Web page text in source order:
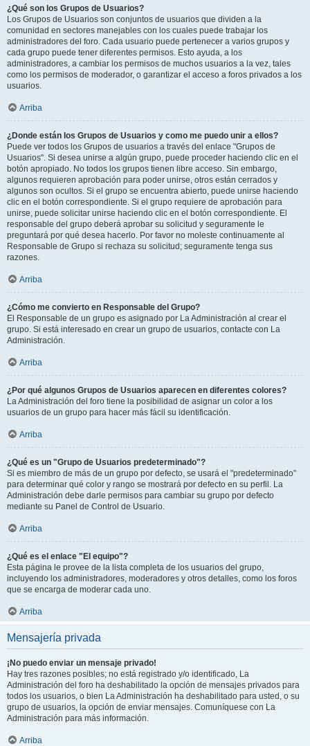
¿Qué son los Grupos de Usuarios?
Los Grupos de Usuarios son conjuntos de usuarios que dividen a la
comunidad en sectores manejables con los cuales puede trabajar los
administradores del foro. Cada usuario puede pertenecer a varios grupos y
cada grupo puede tener diferentes permisos. Esto ayuda, a los
administradores, a cambiar los permisos de muchos usuarios a la vez, tales
como los permisos de moderador, o garantizar el acceso a foros privados a los
usuarios.
Arriba
¿Donde están los Grupos de Usuarios y como me puedo unir a ellos?
Puede ver todos los Grupos de usuarios a través del enlace "Grupos de
Usuarios". Si desea unirse a algún grupo, puede proceder haciendo clic en el
botón apropiado. No todos los grupos tienen libre acceso. Sin embargo,
algunos requieren aprobación para poder unirse, otros están cerrados y
algunos son ocultos. Si el grupo se encuentra abierto, puede unirse haciendo
clic en el botón correspondiente. Si el grupo requiere de aprobación para
unirse, puede solicitar unirse haciendo clic en el botón correspondiente. El
responsable del grupo deberá aprobar su solicitud y seguramente le
preguntará por qué desea hacerlo. Por favor no moleste continuamente al
Responsable de Grupo si rechaza su solicitud; seguramente tenga sus
razones.
Arriba
¿Cómo me convierto en Responsable del Grupo?
El Responsable de un grupo es asignado por La Administración al crear el
grupo. Si está interesado en crear un grupo de usuarios, contacte con La
Administración.
Arriba
¿Por qué algunos Grupos de Usuarios aparecen en diferentes colores?
La Administración del foro tiene la posibilidad de asignar un color a los
usuarios de un grupo para hacer más fácil su identificación.
Arriba
¿Qué es un "Grupo de Usuarios predeterminado"?
Si es miembro de más de un grupo por defecto, se usará el "predeterminado"
para determinar qué color y rango se mostrará por defecto en su perfil. La
Administración debe darle permisos para cambiar su grupo por defecto
mediante su Panel de Control de Usuario.
Arriba
¿Qué es el enlace "El equipo"?
Esta página le provee de la lista completa de los usuarios del grupo,
incluyendo los administradores, moderadores y otros detalles, como los foros
que se encarga de moderar cada uno.
Arriba
Mensajería privada
¡No puedo enviar un mensaje privado!
Hay tres razones posibles; no está registrado y/o identificado, La
Administración del foro ha deshabilitado la opción de mensajes privados para
todos los usuarios, o bien La Administración ha deshabilitado para usted, o su
grupo de usuarios, la opción de enviar mensajes. Comuníquese con La
Administración para más información.
Arriba